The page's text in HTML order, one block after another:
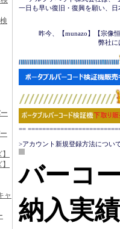
ャ
一日も早い復旧・復興を願い、
昨今、【munazo】【宗像恒憲
弊社には一切関係はご
==
>アカウント新規登録方法につい
バーコ
納入実